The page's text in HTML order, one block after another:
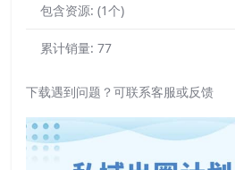
包含资源: (1个)
累计销量: 77
下载遇到问题？可联系客服或反馈